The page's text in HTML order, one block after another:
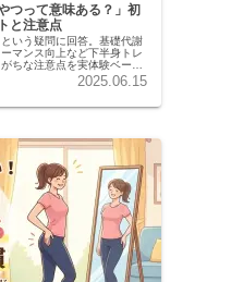
つって意味ある？」初
と注意点
いう疑問に回答。基礎代謝
マンス向上など下半身トレ
ちな注意点を実体験ベース
2025.06.15